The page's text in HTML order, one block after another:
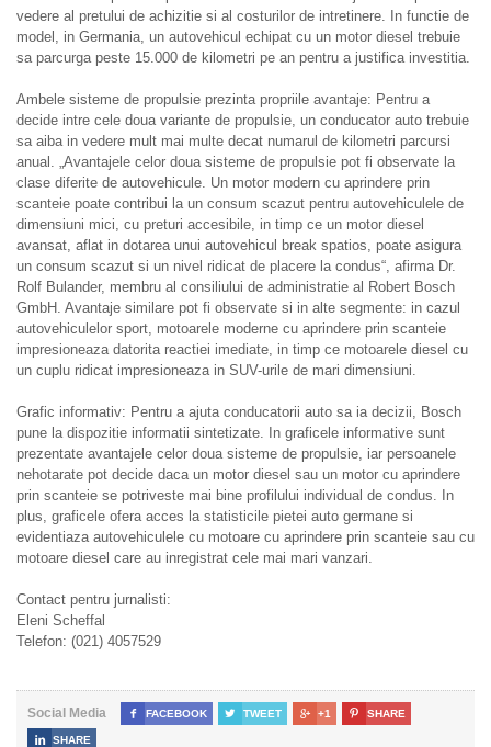
vedere al pretului de achizitie si al costurilor de intretinere. In functie de
model, in Germania, un autovehicul echipat cu un motor diesel trebuie
sa parcurga peste 15.000 de kilometri pe an pentru a justifica investitia.
Ambele sisteme de propulsie prezinta propriile avantaje: Pentru a
decide intre cele doua variante de propulsie, un conducator auto trebuie
sa aiba in vedere mult mai multe decat numarul de kilometri parcursi
anual. „Avantajele celor doua sisteme de propulsie pot fi observate la
clase diferite de autovehicule. Un motor modern cu aprindere prin
scanteie poate contribui la un consum scazut pentru autovehiculele de
dimensiuni mici, cu preturi accesibile, in timp ce un motor diesel
avansat, aflat in dotarea unui autovehicul break spatios, poate asigura
un consum scazut si un nivel ridicat de placere la condus“, afirma Dr.
Rolf Bulander, membru al consiliului de administratie al Robert Bosch
GmbH. Avantaje similare pot fi observate si in alte segmente: in cazul
autovehiculelor sport, motoarele moderne cu aprindere prin scanteie
impresioneaza datorita reactiei imediate, in timp ce motoarele diesel cu
un cuplu ridicat impresioneaza in SUV-urile de mari dimensiuni.
Grafic informativ: Pentru a ajuta conducatorii auto sa ia decizii, Bosch
pune la dispozitie informatii sintetizate. In graficele informative sunt
prezentate avantajele celor doua sisteme de propulsie, iar persoanele
nehotarate pot decide daca un motor diesel sau un motor cu aprindere
prin scanteie se potriveste mai bine profilului individual de condus. In
plus, graficele ofera acces la statisticile pietei auto germane si
evidentiaza autovehiculele cu motoare cu aprindere prin scanteie sau cu
motoare diesel care au inregistrat cele mai mari vanzari.
Contact pentru jurnalisti:
Eleni Scheffal
Telefon: (021) 4057529
Social Media  FACEBOOK  TWEET  +1  SHARE
 SHARE